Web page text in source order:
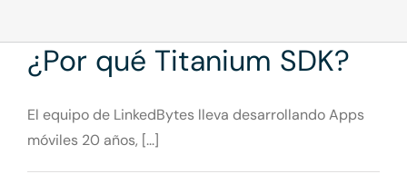
Nuestra Empresa
Ayuda
¿Por qué Titanium SDK?
El equipo de LinkedBytes lleva desarrollando Apps
móviles 20 años, [...]